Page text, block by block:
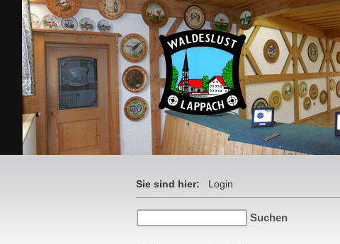
Sie sind hier: Login